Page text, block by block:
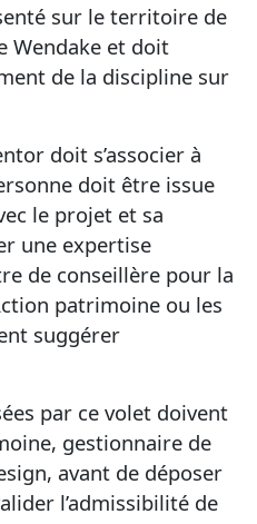
sur le territoire de
Wendake et doit
de la discipline sur
doit s’associer à
doit être issue
le projet et sa
une expertise
de conseillère pour la
patrimoine ou les
suggérer
par ce volet doivent
gestionnaire de
avant de déposer
l’admissibilité de